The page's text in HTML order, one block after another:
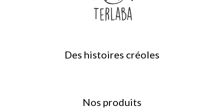
Des histoires créoles
Nos produits